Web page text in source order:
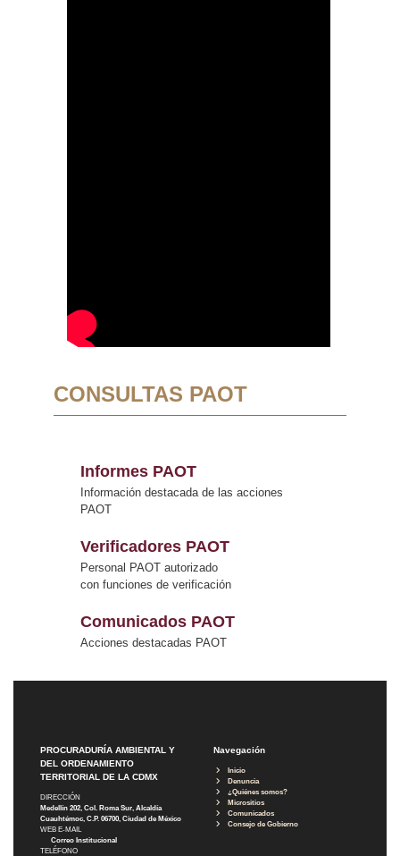
CONSULTAS PAOT
Informes PAOT
Información destacada de las acciones
PAOT
Verificadores PAOT
Personal PAOT autorizado
con funciones de verificación
Comunicados PAOT
Acciones destacadas PAOT
PROCURADURÍA AMBIENTAL Y
DEL ORDENAMIENTO
TERRITORIAL DE LA CDMX
DIRECCIÓN
Medellín 202, Col. Roma Sur, Alcaldía
Cuauhtémoc, C.P. 06700, Ciudad de México
WEB E-MAIL
Correo Institucional
TELÉFONO
Navegación
Inicio
Denuncia
¿Quiénes somos?
Micrositios
Comunicados
Consejo de Gobierno